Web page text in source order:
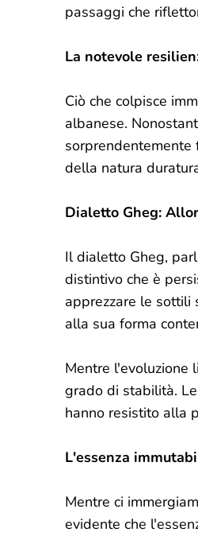
passaggi che
La notevole
Ciò che colpisce
albanese.
sorprendentemente
della natura
Dialetto Gheg:
Il dialetto Gheg,
distintivo che è
apprezzare le sottili
alla sua forma
Mentre l'evoluzione
grado di stabilità.
hanno resistito alla
L'essenza
Mentre ci
evidente che